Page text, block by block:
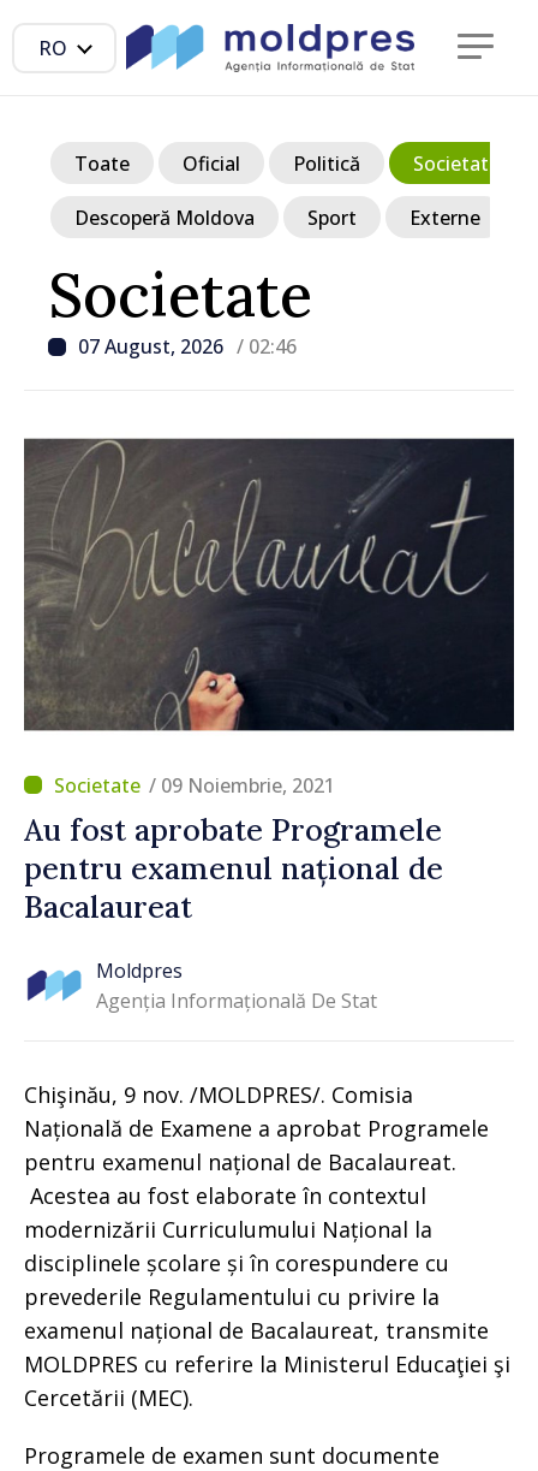
RO
Societate
07 August, 2026 / 02:46
Toate Oficial Politică Societate
Descoperă Moldova Sport Externe
/ 09 Noiembrie, 2021
Au fost aprobate Programele
pentru examenul național de
Bacalaureat
Moldpres
Agenția Informațională De Stat
Chişinău, 9 nov. /MOLDPRES/. Comisia
Națională de Examene a aprobat Programele
pentru examenul național de Bacalaureat.
Acestea au fost elaborate în contextul
modernizării Curriculumului Național la
disciplinele școlare și în corespundere cu
prevederile Regulamentului cu privire la
examenul național de Bacalaureat, transmite
MOLDPRES cu referire la Ministerul Educaţiei şi
Cercetării (MEC).
Programele de examen sunt documente